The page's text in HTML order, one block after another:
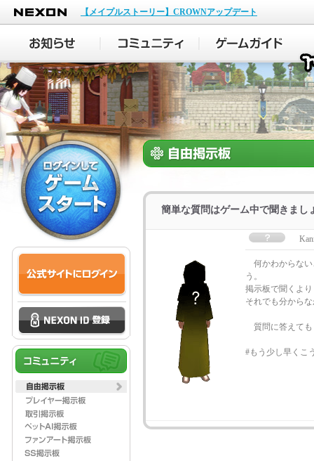
NEXON
【メイプルストーリー】CROWNアップデート
簡単な質問はゲーム中で聞きまし
何かわからない
う。
掲示板で聞くよ
それでも分から
質問に答えても
#もう少し早くこ